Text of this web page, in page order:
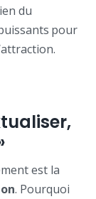
du
pour
est la
. Pourquoi